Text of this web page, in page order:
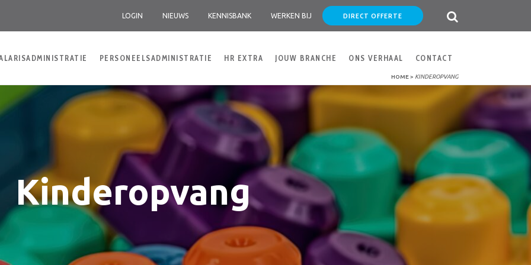
LOGIN NIEUWS KENNISBANK WERKEN BIJ DIRECT OFFERTE
PERSONEELSADMINISTRATIE HR EXTRA JOUW BRANCHE ONS VERHAAL CONTACT
HOME> KINDEROPVANG
Kinderopvang